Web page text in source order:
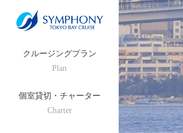
クルージングプラン
Plan
個室貸切・チャーター
Charter